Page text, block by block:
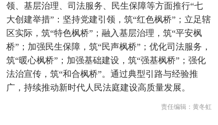
领、基层治理、司法服务、民生保障等方面推行“七
大创建举措”：坚持党建引领，筑“红色枫桥”；立足辖
区实际，筑“特色枫桥”；融入基层治理，筑“平安枫
桥”；加强民生保障，筑“民声枫桥”；优化司法服务，
筑“暖心枫桥”；加强基础建设，筑“强基枫桥”；强化
法治宣传，筑“和合枫桥”。通过典型引路与经验推
广，持续推动新时代人民法庭建设高质量发展。
责任编辑： 黄冬虹